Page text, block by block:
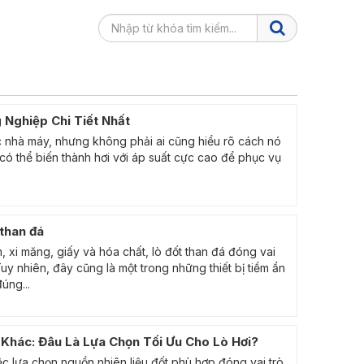
Nghiệp Chi Tiết Nhất
máy, nhưng không phải ai cũng hiểu rõ cách nó
thể biến thành hơi với áp suất cực cao để phục vụ
đá
xi măng, giấy và hóa chất, lò đốt than đá đóng vai
nhiên, đây cũng là một trong những thiết bị tiềm ẩn
Đâu Là Lựa Chọn Tối Ưu Cho Lò Hơi?